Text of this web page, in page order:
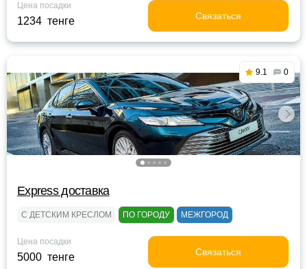
Цена посадки
1234 тенге Связаться
9.1 0
Express доставка
С ДЕТСКИМ КРЕСЛОМ ПО ГОРОДУ МЕЖГОРОД
Цена посадки
5000 тенге Связаться